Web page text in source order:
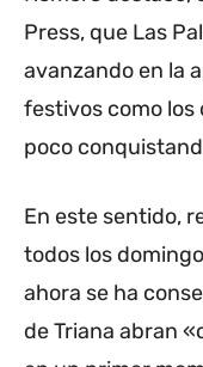
Press, que Las
avanzando en la
festivos como los
poco
En este sentido,
todos los
ahora se ha
de Triana abran